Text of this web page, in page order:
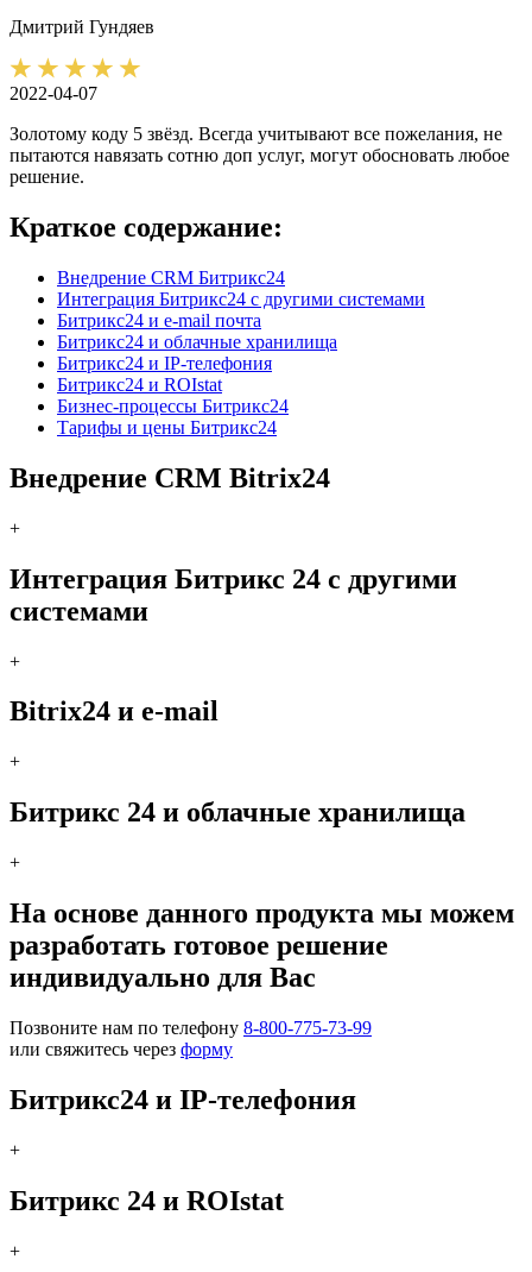
Дмитрий Гундяев
2022-04-07
Золотому коду 5 звёзд. Всегда учитывают все пожелания, не
пытаются навязать сотню доп услуг, могут обосновать любое
решение.
Краткое содержание:
Внедрение CRM Битрикс24
Интеграция Битрикс24 с другими системами
Битрикс24 и e-mail почта
Битрикс24 и облачные хранилища
Битрикс24 и IP-телефония
Битрикс24 и ROIstat
Бизнес-процессы Битрикс24
Тарифы и цены Битрикс24
Внедрение CRM Bitrix24
+
Интеграция Битрикс 24 с другими
системами
+
Bitrix24 и e-mail
+
Битрикс 24 и облачные хранилища
+
На основе данного продукта мы можем
разработать готовое решение
индивидуально для Вас
Позвоните нам по телефону 8-800-775-73-99
или свяжитесь через форму
Битрикс24 и IP-телефония
+
Битрикс 24 и ROIstat
+